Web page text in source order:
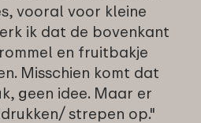
vooral voor kleine
ik dat de bovenkant
en fruitbakje
Misschien komt dat
geen idee. Maar er
strepen op."